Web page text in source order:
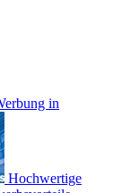
in
Hochwertige